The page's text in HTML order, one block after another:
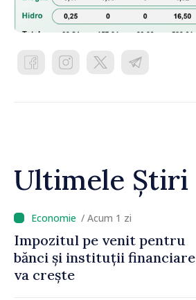
Ultimele Știri
/ Acum 1 zi
Impozitul pe venit pentru
bănci și instituții financiare
va crește